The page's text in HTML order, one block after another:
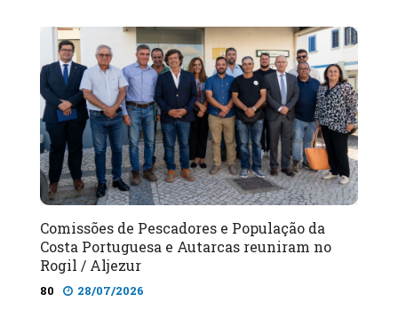
Comissões de Pescadores e População da
Costa Portuguesa e Autarcas reuniram no
Rogil / Aljezur
80 28/07/2026